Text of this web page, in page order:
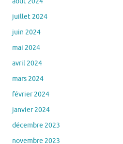
juillet 2024
juin 2024
mai 2024
avril 2024
mars 2024
février 2024
janvier 2024
décembre 2023
novembre 2023